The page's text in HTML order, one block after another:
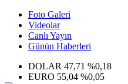
Foto Galeri
Videolar
Canlı Yayın
Günün Haberleri
DOLAR 47,71 %0,18
EURO 55,04 %0,05